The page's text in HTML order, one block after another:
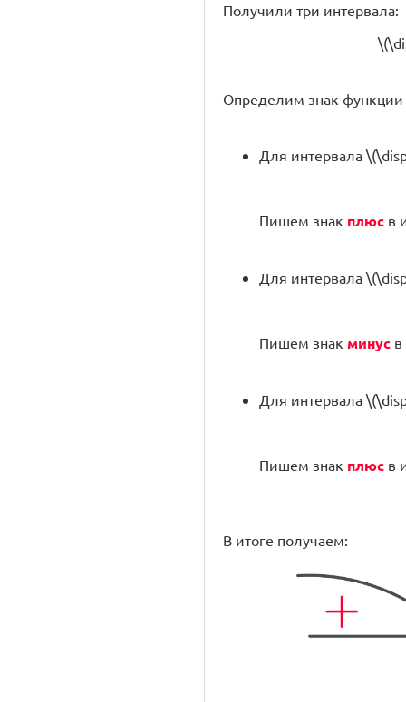
Получили три интервала:
Определим знак
Для интервала
Пишем знак плюс в
Для интервала
Пишем знак минус
Для интервала
Пишем знак плюс в
В итоге получаем: